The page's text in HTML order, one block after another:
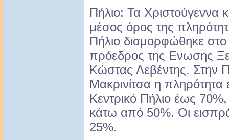
Πήλιο: Τα Χριστούγεννα
μέσος όρος της
Πήλιο διαμορφώθηκε
πρόεδρος της Ενωσης
Κώστας Λεβέντης. Στην
Μακρινίτσα η
Κεντρικό Πήλιο έως
κάτω από 50%. Οι
25%.